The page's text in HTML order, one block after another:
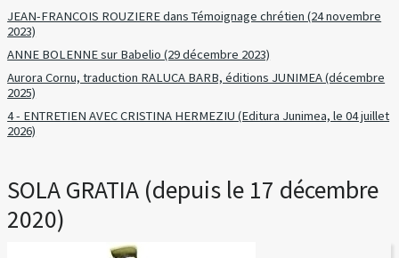
JEAN-FRANCOIS ROUZIERE dans Témoignage chrétien (24 novembre
2023)
ANNE BOLENNE sur Babelio (29 décembre 2023)
Aurora Cornu, traduction RALUCA BARB, éditions JUNIMEA (décembre
2025)
4 - ENTRETIEN AVEC CRISTINA HERMEZIU (Editura Junimea, le 04 juillet
2026)
SOLA GRATIA (depuis le 17 décembre
2020)